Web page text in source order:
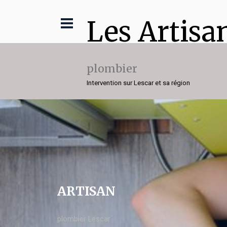
Les
plombier
Intervention sur Lescar et sa région
ARTISAN
plombier Lescar